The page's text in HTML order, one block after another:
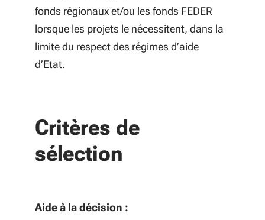
fonds régionaux et/ou les fonds FEDER
lorsque les projets le nécessitent, dans la
limite du respect des régimes d’aide
d’Etat.
Critères de
sélection
Aide à la décision :